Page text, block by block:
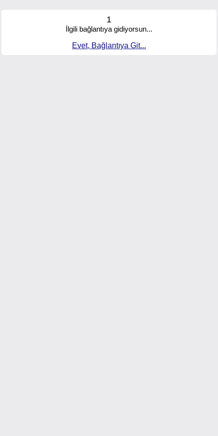
1
İlgili bağlantıya gidiyorsun...
Evet, Bağlantıya Git...